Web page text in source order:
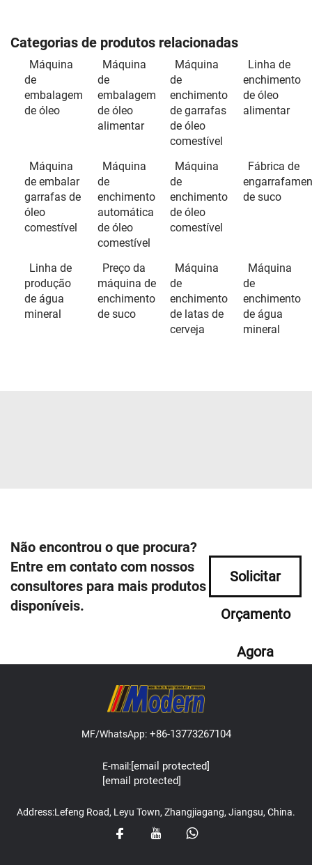
Categorias de produtos relacionadas
Máquina
de
embalagem
de óleo
Máquina
de
embalagem
de óleo
alimentar
Máquina
de
enchimento
de garrafas
de óleo
comestível
Linha de
enchimento
de óleo
alimentar
Máquina
de embalar
garrafas de
óleo
comestível
Máquina
de
enchimento
automática
de óleo
comestível
Máquina
de
enchimento
de óleo
comestível
Fábrica de
de suco
Linha de
produção
de água
mineral
Preço da
máquina de
enchimento
de suco
Máquina
de
enchimento
de latas de
cerveja
Máquina
de
enchimento
de água
mineral
Não encontrou o que procura?
Entre em contato com nossos
consultores para mais produtos
disponíveis.
Solicitar
Orçamento
Agora
MF/WhatsApp:+86-13773267104
E-mail:[email protected]
[email protected]
Address:Lefeng Road, Leyu Town, Zhangjiagang, Jiangsu, China.